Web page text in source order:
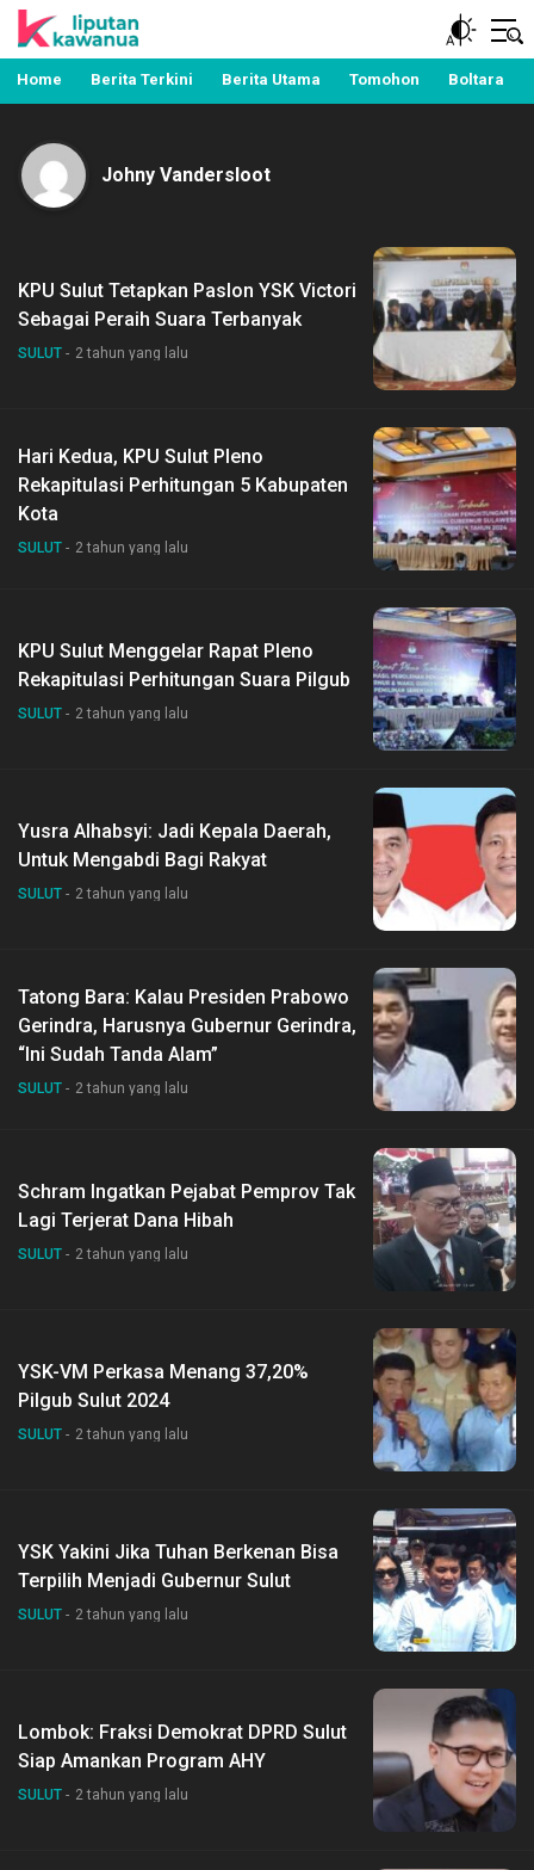
Liputan Kawanua
Berita Manado, Sulawesi Utara, Kawanua, Politik,
Pemerintahan, Hukum Kriminal dan Nasional
Home Berita Terkini Berita Utama Tomohon Boltara
Johny Vandersloot
KPU Sulut Tetapkan Paslon YSK Victori
Sebagai Peraih Suara Terbanyak
SULUT 2 tahun yang lalu
Hari Kedua, KPU Sulut Pleno
Rekapitulasi Perhitungan 5 Kabupaten
Kota
SULUT 2 tahun yang lalu
KPU Sulut Menggelar Rapat Pleno
Rekapitulasi Perhitungan Suara Pilgub
SULUT 2 tahun yang lalu
Yusra Alhabsyi: Jadi Kepala Daerah,
Untuk Mengabdi Bagi Rakyat
SULUT 2 tahun yang lalu
Tatong Bara: Kalau Presiden Prabowo
Gerindra, Harusnya Gubernur Gerindra,
“Ini Sudah Tanda Alam”
SULUT 2 tahun yang lalu
Schram Ingatkan Pejabat Pemprov Tak
Lagi Terjerat Dana Hibah
SULUT 2 tahun yang lalu
YSK-VM Perkasa Menang 37,20%
Pilgub Sulut 2024
SULUT 2 tahun yang lalu
YSK Yakini Jika Tuhan Berkenan Bisa
Terpilih Menjadi Gubernur Sulut
SULUT 2 tahun yang lalu
Lombok: Fraksi Demokrat DPRD Sulut
Siap Amankan Program AHY
SULUT 2 tahun yang lalu